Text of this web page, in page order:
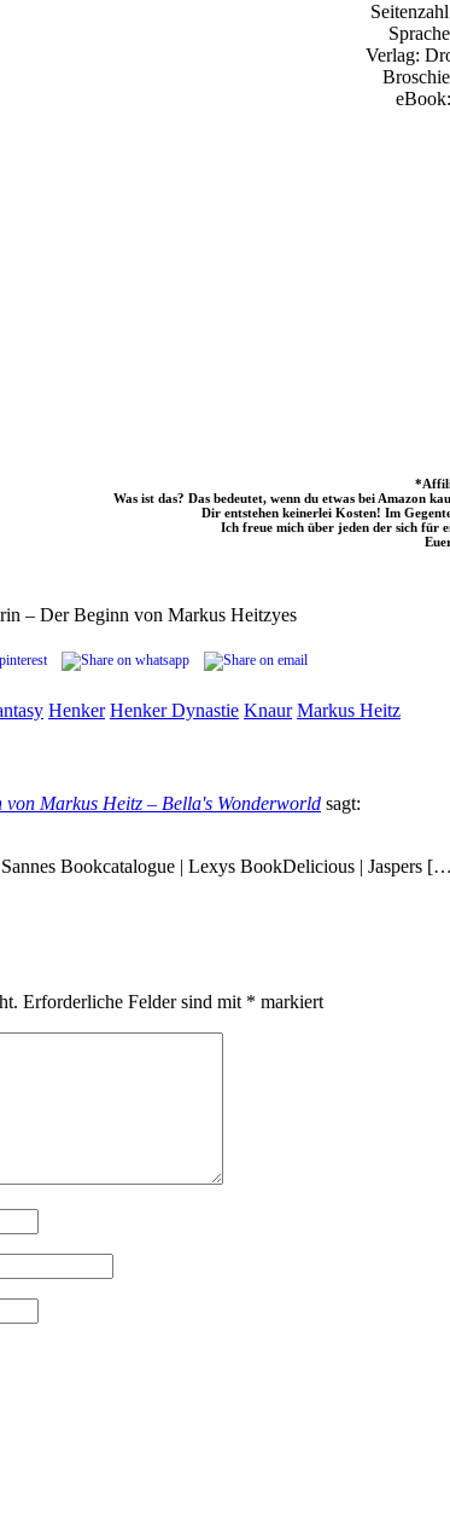
Verlag:
Was ist das? Das bedeutet, wenn du etwas bei Amazon
Dir entstehen keinerlei Kosten! Im
Ich freue mich über jeden der sich für
– Der Beginn von Markus Heitzyes
Henker Henker Dynastie Knaur Markus Heitz
Markus Heitz – Bella's Wonderworld sagt:
Bookcatalogue | Lexys BookDelicious | Jaspers
Erforderliche Felder sind mit * markiert